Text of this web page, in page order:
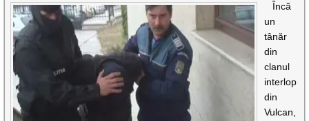
Încă
un
tânăr
din
clanul
interlop
din
Vulcan,